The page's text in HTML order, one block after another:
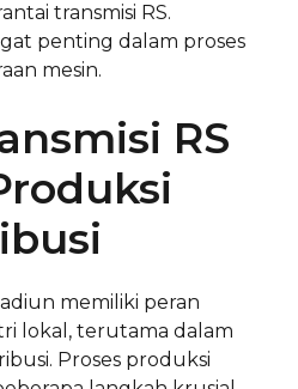
transmisi RS.
penting dalam proses
mesin.
RS
memiliki peran
lokal, terutama dalam
Proses produksi